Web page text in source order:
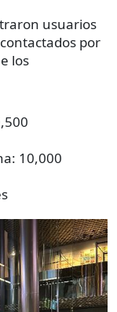
usuarios
por
los
10,000